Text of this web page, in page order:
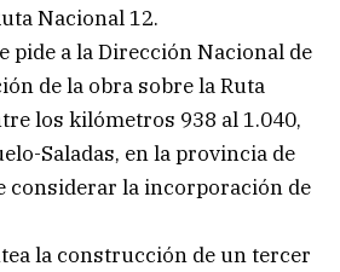
Nacional 12.
pide a la Dirección Nacional de
de la obra sobre la Ruta
los kilómetros 938 al 1.040,
Saladas, en la provincia de
considerar la incorporación de
la construcción de un tercer